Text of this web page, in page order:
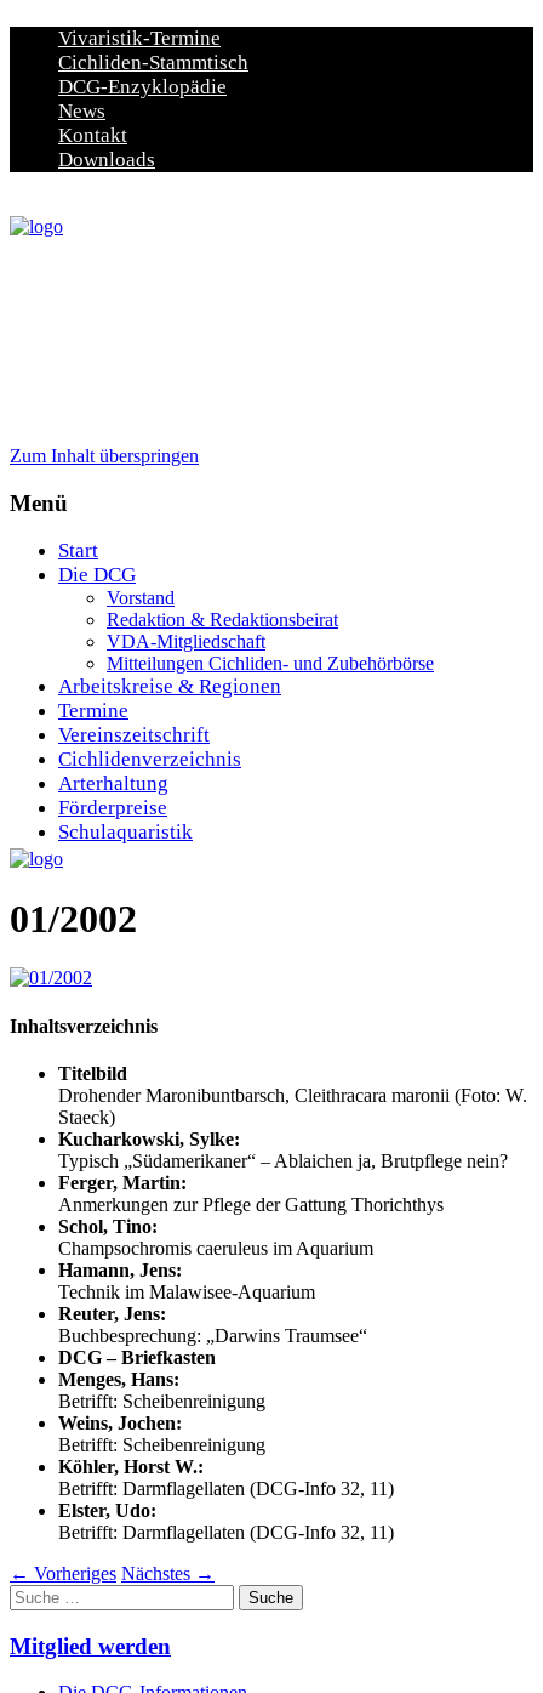
Vivaristik-Termine
Cichliden-Stammtisch
DCG-Enzyklopädie
News
Kontakt
Downloads
Zum Inhalt überspringen
Menü
Start
Die DCG
Vorstand
Redaktion & Redaktionsbeirat
VDA-Mitgliedschaft
Mitteilungen Cichliden- und Zubehörbörse
Arbeitskreise & Regionen
Termine
Vereinszeitschrift
Cichlidenverzeichnis
Arterhaltung
Förderpreise
Schulaquaristik
01/2002
Inhaltsverzeichnis
Titelbild
Drohender Maronibuntbarsch, Cleithracara maronii (Foto: W.
Staeck)
Kucharkowski, Sylke:
Typisch „Südamerikaner“ – Ablaichen ja, Brutpflege nein?
Ferger, Martin:
Anmerkungen zur Pflege der Gattung Thorichthys
Schol, Tino:
Champsochromis caeruleus im Aquarium
Hamann, Jens:
Technik im Malawisee-Aquarium
Reuter, Jens:
Buchbesprechung: „Darwins Traumsee“
DCG – Briefkasten
Menges, Hans:
Betrifft: Scheibenreinigung
Weins, Jochen:
Betrifft: Scheibenreinigung
Köhler, Horst W.:
Betrifft: Darmflagellaten (DCG-Info 32, 11)
Elster, Udo:
Betrifft: Darmflagellaten (DCG-Info 32, 11)
← Vorheriges Nächstes →
Suche
nach:
Mitglied werden